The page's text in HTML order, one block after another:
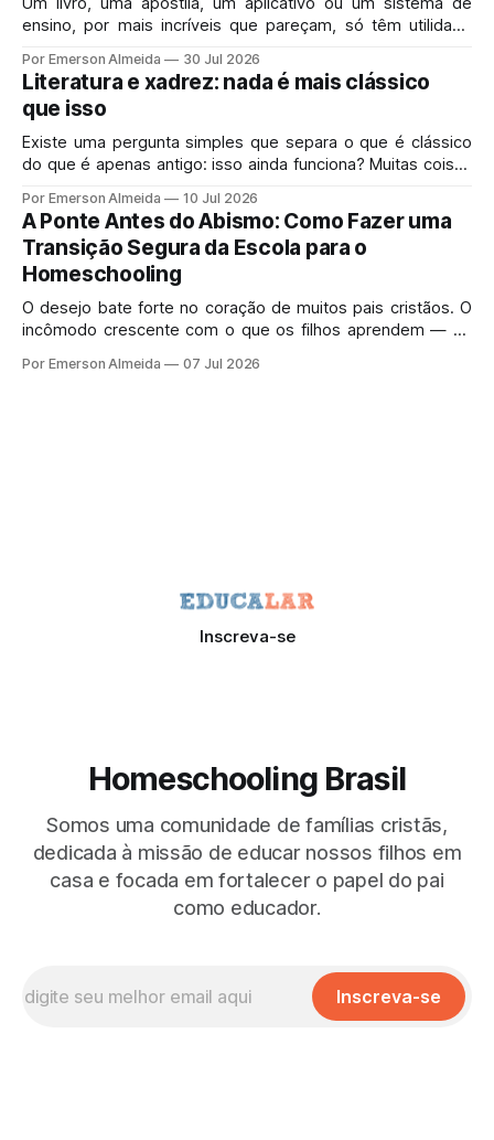
ensino, por mais incríveis que pareçam, só têm utilidade
hoje em casa.
Por Emerson Almeida 30 Jul 2026
Literatura e xadrez: nada é mais clássico
que isso
Existe uma pergunta simples que separa o que é clássico
do que é apenas antigo: isso ainda funciona? Muitas coisas
Por Emerson Almeida 10 Jul 2026
A Ponte Antes do Abismo: Como Fazer uma
Transição Segura da Escola para o
Homeschooling
O desejo bate forte no coração de muitos pais cristãos. O
incômodo crescente com o que os filhos aprendem — ou
gera uma pressa perfeitamente legítima.
Por Emerson Almeida 07 Jul 2026
Inscreva-se
Homeschooling Brasil
Somos uma comunidade de famílias cristãs,
dedicada à missão de educar nossos filhos em
casa e focada em fortalecer o papel do pai
como educador.
Inscreva-se